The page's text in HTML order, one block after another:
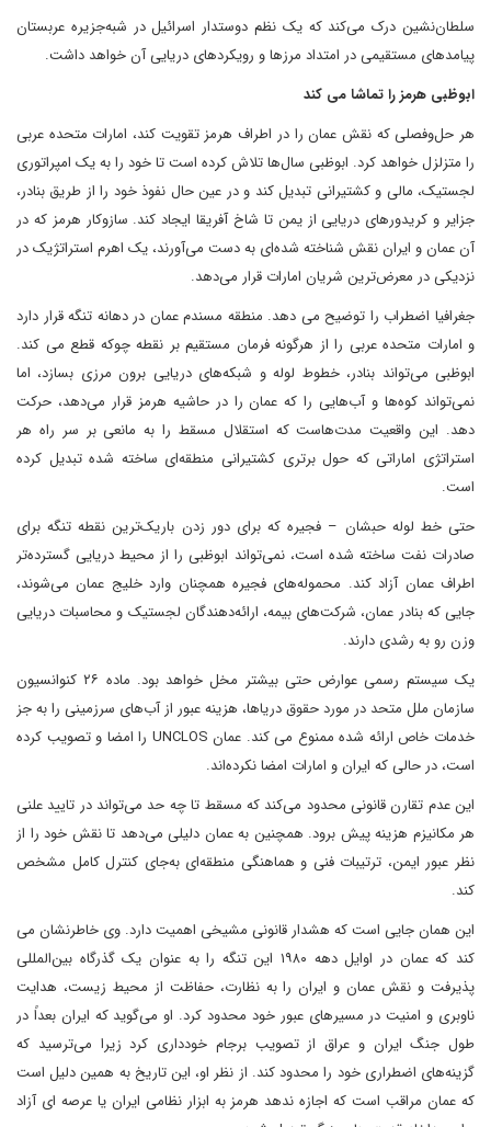
سلطان‌نشین درک می‌کند که یک نظم دوستدار اسرائیل در شبه‌جزیره عربستان
پیامدهای مستقیمی در امتداد مرزها و رویکردهای دریایی آن خواهد داشت.
ابوظبی هرمز را تماشا می کند
هر حل‌وفصلی که نقش عمان را در اطراف هرمز تقویت کند، امارات متحده عربی
را متزلزل خواهد کرد. ابوظبی سال‌ها تلاش کرده است تا خود را به یک امپراتوری
لجستیک، مالی و کشتیرانی تبدیل کند و در عین حال نفوذ خود را از طریق بنادر،
جزایر و کریدورهای دریایی از یمن تا شاخ آفریقا ایجاد کند. سازوکار هرمز که در
آن عمان و ایران نقش شناخته شده‌ای به دست می‌آورند، یک اهرم استراتژیک در
نزدیکی در معرض‌ترین شریان امارات قرار می‌دهد.
جغرافیا اضطراب را توضیح می دهد. منطقه مسندم عمان در دهانه تنگه قرار دارد
و امارات متحده عربی را از هرگونه فرمان مستقیم بر نقطه چوکه قطع می کند.
ابوظبی می‌تواند بنادر، خطوط لوله و شبکه‌های دریایی برون مرزی بسازد، اما
نمی‌تواند کوه‌ها و آب‌هایی را که عمان را در حاشیه هرمز قرار می‌دهد، حرکت
دهد. این واقعیت مدت‌هاست که استقلال مسقط را به مانعی بر سر راه هر
استراتژی اماراتی که حول برتری کشتیرانی منطقه‌ای ساخته شده تبدیل کرده
است.
حتی خط لوله حبشان – فجیره که برای دور زدن باریک‌ترین نقطه تنگه برای
صادرات نفت ساخته شده است، نمی‌تواند ابوظبی را از محیط دریایی گسترده‌تر
اطراف عمان آزاد کند. محموله‌های فجیره همچنان وارد خلیج عمان می‌شوند،
جایی که بنادر عمان، شرکت‌های بیمه، ارائه‌دهندگان لجستیک و محاسبات دریایی
وزن رو به رشدی دارند.
یک سیستم رسمی عوارض حتی بیشتر مخل خواهد بود. ماده ۲۶ کنوانسیون
سازمان ملل متحد در مورد حقوق دریاها، هزینه عبور از آب‌های سرزمینی را به جز
خدمات خاص ارائه شده ممنوع می کند. عمان UNCLOS را امضا و تصویب کرده
است، در حالی که ایران و امارات امضا نکرده‌اند.
این عدم تقارن قانونی محدود می‌کند که مسقط تا چه حد می‌تواند در تایید علنی
هر مکانیزم هزینه پیش برود. همچنین به عمان دلیلی می‌دهد تا نقش خود را از
نظر عبور ایمن، ترتیبات فنی و هماهنگی منطقه‌ای به‌جای کنترل کامل مشخص
کند.
این همان جایی است که هشدار قانونی مشیخی اهمیت دارد. وی خاطرنشان می
کند که عمان در اوایل دهه ۱۹۸۰ این تنگه را به عنوان یک گذرگاه بین‌المللی
پذیرفت و نقش عمان و ایران را به نظارت، حفاظت از محیط زیست، هدایت
ناوبری و امنیت در مسیرهای عبور خود محدود کرد. او می‌گوید که ایران بعداً در
طول جنگ ایران و عراق از تصویب برجام خودداری کرد زیرا می‌ترسید که
گزینه‌های اضطراری خود را محدود کند. از نظر او، این تاریخ به همین دلیل است
که عمان مراقب است که اجازه ندهد هرمز به ابزار نظامی ایران یا عرصه ای آزاد